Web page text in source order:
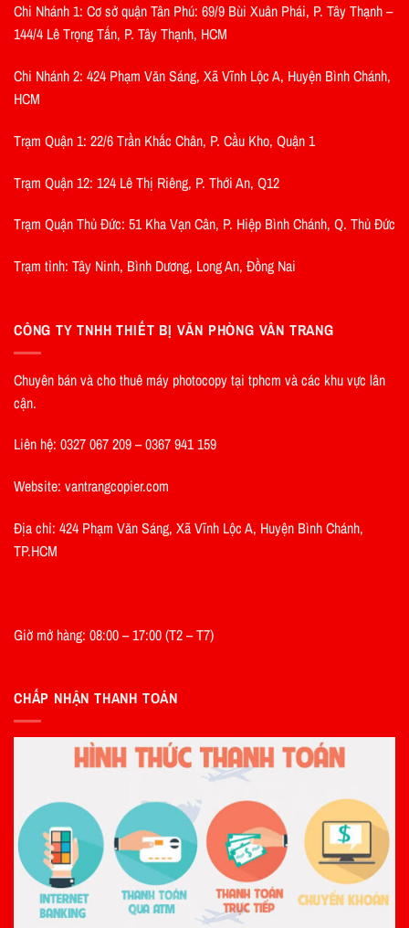
Chi Nhánh 1: Cơ sở quận Tân Phú: 69/9 Bùi Xuân Phái, P. Tây Thạnh –
144/4 Lê Trọng Tấn, P. Tây Thạnh, HCM
Chi Nhánh 2: 424 Phạm Văn Sáng, Xã Vĩnh Lộc A, Huyện Bình Chánh,
HCM
Trạm Quận 1: 22/6 Trần Khắc Chân, P. Cầu Kho, Quận 1
Trạm Quận 12: 124 Lê Thị Riêng, P. Thới An, Q12
Trạm Quận Thủ Đức: 51 Kha Vạn Cân, P. Hiệp Bình Chánh, Q. Thủ Đức
Trạm tỉnh: Tây Ninh, Bình Dương, Long An, Đồng Nai
CÔNG TY TNHH THIẾT BỊ VĂN PHÒNG VÂN TRANG
Chuyên bán và cho thuê máy photocopy tại tphcm và các khu vực lân
cận.
Liên hệ: 0327 067 209 – 0367 941 159
Website: vantrangcopier.com
Địa chỉ: 424 Phạm Văn Sáng, Xã Vĩnh Lộc A, Huyện Bình Chánh,
TP.HCM
Giờ mở hàng: 08:00 – 17:00 (T2 – T7)
CHẤP NHẬN THANH TOÁN